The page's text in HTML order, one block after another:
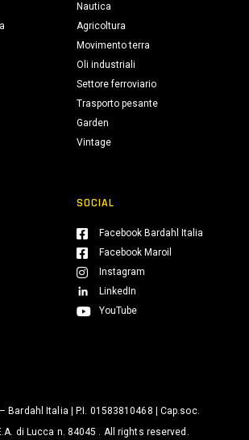
Nautica
Agricoltura
Movimento terra
Oli industriali
Settore ferroviario
Trasporto pesante
Garden
Vintage
SOCIAL
Facebook Bardahl Italia
Facebook Maroil
Instagram
LinkedIn
YouTube
Bardahl Italia | P.I. 01583810468 | Cap.soc.
di Lucca n. 84045 . All rights reserved.